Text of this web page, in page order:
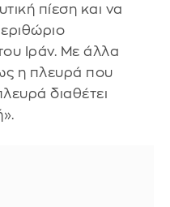
πίεση και να
Ιράν. Με άλλα
η πλευρά που
διαθέτει